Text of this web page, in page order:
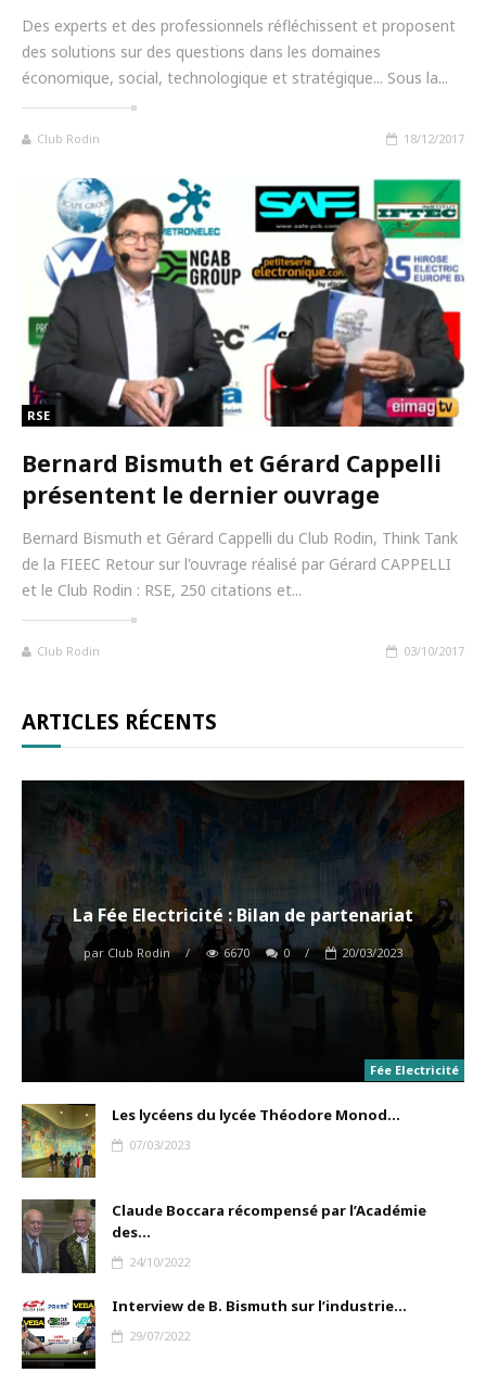
Des experts et des professionnels réfléchissent et proposent
des solutions sur des questions dans les domaines
économique, social, technologique et stratégique... Sous la...
Club Rodin 18/12/2017
RSE
Bernard Bismuth et Gérard Cappelli
présentent le dernier ouvrage
Bernard Bismuth et Gérard Cappelli du Club Rodin, Think Tank
de la FIEEC Retour sur l'ouvrage réalisé par Gérard CAPPELLI
et le Club Rodin : RSE, 250 citations et...
Club Rodin 03/10/2017
ARTICLES RÉCENTS
Fée Electricité
La Fée Electricité : Bilan de partenariat
par Club Rodin / 6670 0 / 20/03/2023
Les lycéens du lycée Théodore Monod...
07/03/2023
Claude Boccara récompensé par l’Académie
des...
24/10/2022
Interview de B. Bismuth sur l’industrie...
29/07/2022